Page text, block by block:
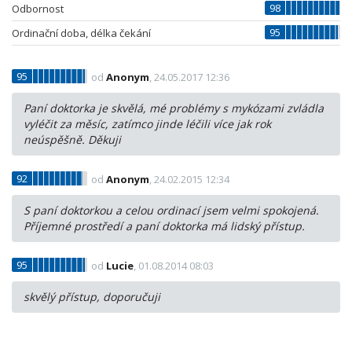
Odbornost
98
Ordinační doba, délka čekání
95
95 od Anonym, 24.05.2017 12:36
Paní doktorka je skvělá, mé problémy s mykózami zvládla
vyléčit za měsíc, zatímco jinde léčili více jak rok
neúspěšně. Děkuji
92 od Anonym, 24.02.2015 12:34
S paní doktorkou a celou ordinací jsem velmi spokojená.
Příjemné prostředí a paní doktorka má lidský přístup.
95 od Lucie, 01.08.2014 08:03
skvělý přístup, doporučuji